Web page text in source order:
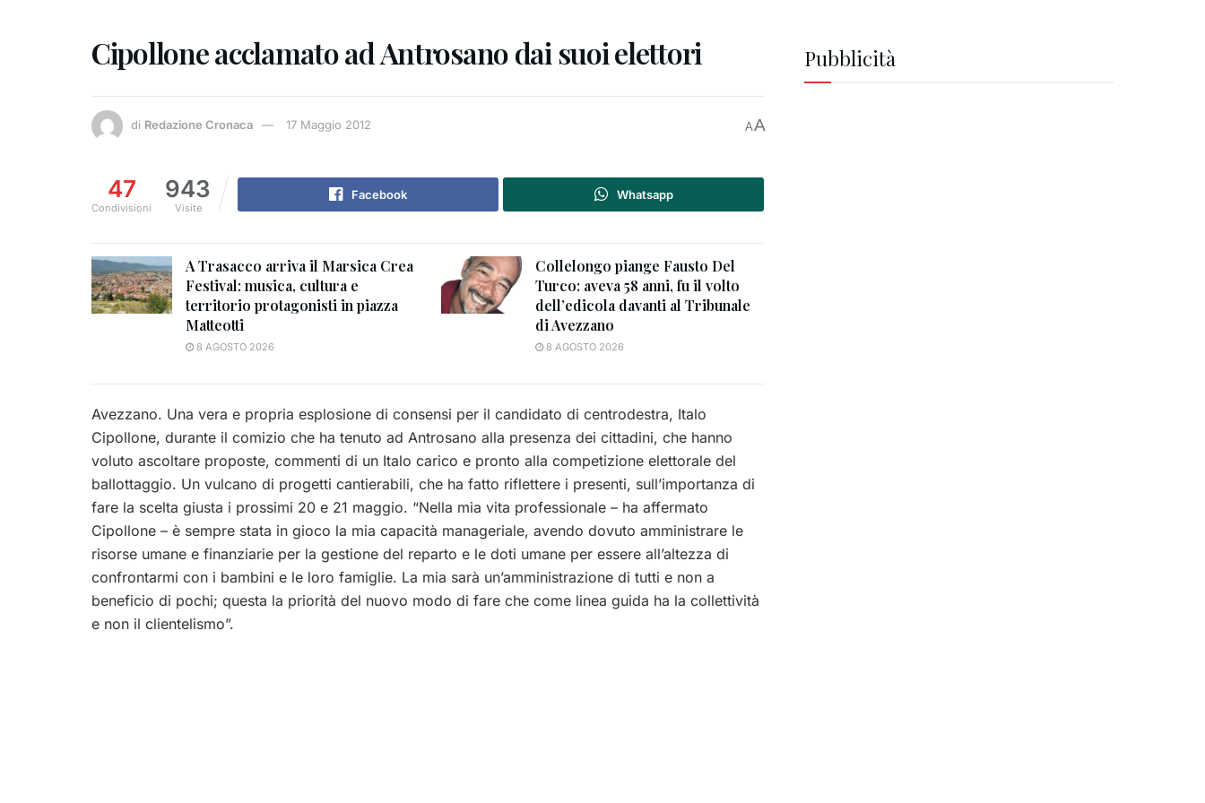
Cipollone acclamato ad Antrosano dai suoi elettori
di Redazione Cronaca 17 Maggio 2012 AA
47
Condivisioni
943
Visite
Facebook Whatsapp
A Trasacco arriva il Marsica Crea
Festival: musica, cultura e
territorio protagonisti in piazza
Matteotti
8 AGOSTO 2026
Collelongo piange Fausto Del
Turco: aveva 58 anni, fu il volto
dell’edicola davanti al Tribunale
di Avezzano
8 AGOSTO 2026
Avezzano. Una vera e propria esplosione di consensi per il candidato di centrodestra, Italo
Cipollone, durante il comizio che ha tenuto ad Antrosano alla presenza dei cittadini, che hanno
voluto ascoltare proposte, commenti di un Italo carico e pronto alla competizione elettorale del
ballottaggio. Un vulcano di progetti cantierabili, che ha fatto riflettere i presenti, sull’importanza di
fare la scelta giusta i prossimi 20 e 21 maggio. “Nella mia vita professionale – ha affermato
Cipollone – è sempre stata in gioco la mia capacità manageriale, avendo dovuto amministrare le
risorse umane e finanziarie per la gestione del reparto e le doti umane per essere all’altezza di
confrontarmi con i bambini e le loro famiglie. La mia sarà un’amministrazione di tutti e non a
beneficio di pochi; questa la priorità del nuovo modo di fare che come linea guida ha la collettività
e non il clientelismo”.
Pubblicità